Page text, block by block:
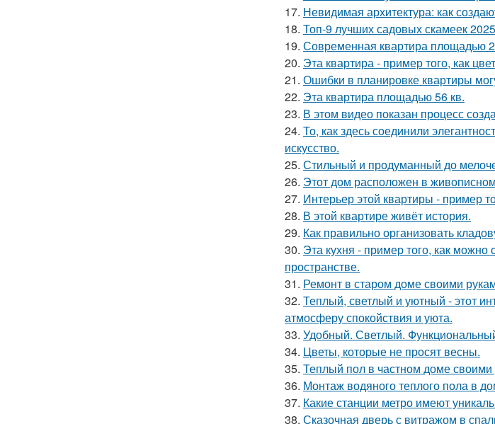
17. Невидимая архитектура: как
18. Топ-9 лучших садовых скамеек
19. Современная квартира площадью
20. Эта квартира - пример того, как
21. Ошибки в планировке квартиры
22. Эта квартира площадью 56 кв.
23. В этом видео показан процесс
24. То, как здесь соединили
искусство.
25. Стильный и продуманный до
26. Этот дом расположен в
27. Интерьер этой квартиры - пример
28. В этой квартире живёт история.
29. Как правильно организовать
30. Эта кухня - пример того, как
пространстве.
31. Ремонт в старом доме своими
32. Теплый, светлый и уютный - этот
атмосферу спокойствия и уюта.
33. Удобный. Светлый.
34. Цветы, которые не просят весны.
35. Теплый пол в частном доме
36. Монтаж водяного теплого пола в
37. Какие станции метро имеют
38. Сказочная дверь с витражом в